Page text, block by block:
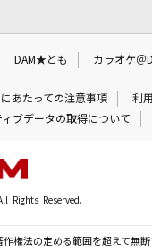
DAM★とも カラオケ＠
あたっての注意事項
利
ブデータの取得について
Rights Reserved.
権法の定める範囲を超えて無